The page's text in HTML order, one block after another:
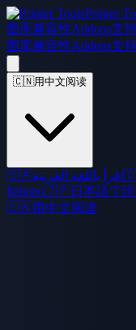
Printer
图库兼容性Addons支
图库兼容性Addons支
🇨🇳用中文阅读
🇸🇦اقرأ باللغة العربية
Italiano🇯🇵日本語で
🇨🇳用中文阅读